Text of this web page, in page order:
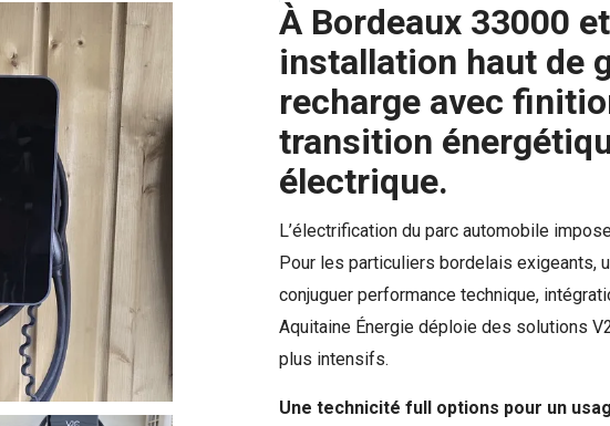
À Bordeaux 33000
installation haut de
recharge avec
transition
électrique.
L’électrification du parc automobile
Pour les particuliers bordelais exigeants,
conjuguer performance technique,
Aquitaine Énergie déploie des solutions
plus intensifs.
Une technicité full options pour un